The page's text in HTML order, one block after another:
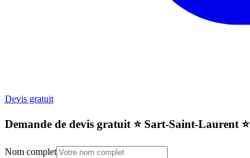
Devis gratuit
Demande de devis gratuit ⭐️ Sart-Saint-Laurent ⭐️
Nom complet